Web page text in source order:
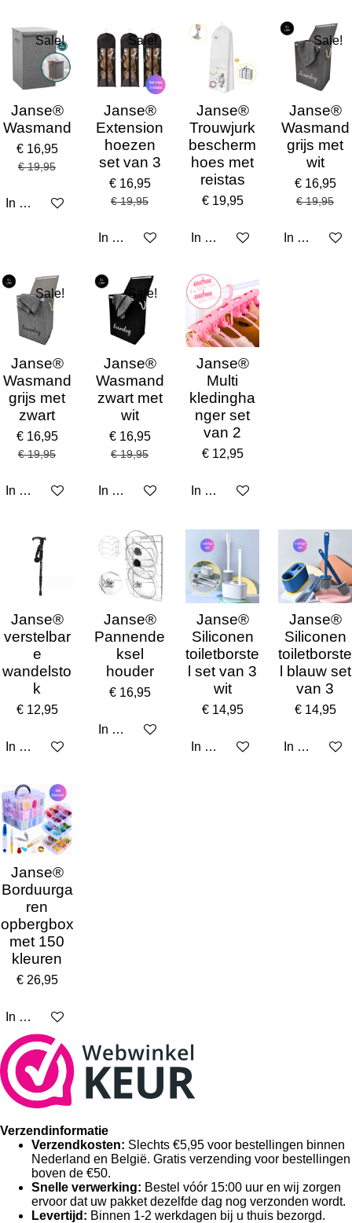
Sale!
Janse®
Wasmand
€ 16,95
€ 19,95
In winkelwagen
Sale!
Janse®
Extension
hoezen
set van 3
€ 16,95
€ 19,95
In winkelwagen
Janse®
Trouwjurk
bescherm
hoes met
reistas
€ 19,95
In winkelwagen
Sale!
Janse®
Wasmand
grijs met
wit
€ 16,95
€ 19,95
In
Sale!
Janse®
Wasmand
grijs met
zwart
€ 16,95
€ 19,95
In winkelwagen
Sale!
Janse®
Wasmand
zwart met
wit
€ 16,95
€ 19,95
In winkelwagen
Janse®
Multi
kledingha
nger set
van 2
€ 12,95
In winkelwagen
Janse®
verstelbar
e
wandelsto
k
€ 12,95
In winkelwagen
Janse®
Pannende
ksel
houder
€ 16,95
In winkelwagen
Janse®
Siliconen
toiletborste
l set van 3
wit
€ 14,95
In winkelwagen
Janse®
Siliconen
toiletborste
l blauw set
van 3
€ 14,95
In
Janse®
Borduurga
ren
opbergbox
met 150
kleuren
€ 26,95
In winkelwagen
Verzendinformatie
Verzendkosten: Slechts €5,95 voor bestellingen binnen
Nederland en België. Gratis verzending voor bestellingen
boven de €50.
Snelle verwerking: Bestel vóór 15:00 uur en wij zorgen
ervoor dat uw pakket dezelfde dag nog verzonden wordt.
Levertijd: Binnen 1-2 werkdagen bij u thuis bezorgd.